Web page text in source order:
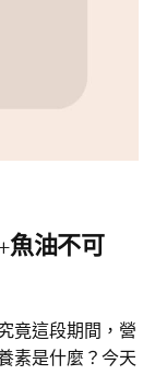
魚油不可
竟這段期間，營
素是什麼？今天